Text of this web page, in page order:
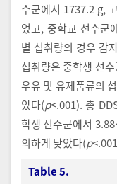
수군에서 1737.2 g,
었고, 중학교 선수군
별 섭취량의 경우 감
섭취량은 중학생 선
우유 및 유제품류의
았다(p<.001). 총
학생 선수군에서
의하게 낮았다(p
Table 5.